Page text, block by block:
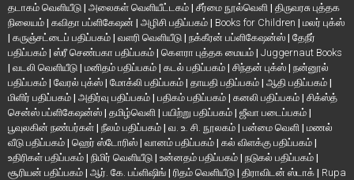
தடாகம் வெளியீடு | அலைகள் வெளியீட்டகம் | சீர்மை நூல்வெளி | திருவரசு புத்தக
நிலையம் | கவிதா பப்ளிகேஷன் | அழிசி பதிப்பகம் | Books for Children | மலர் புக்ஸ்
| கருஞ்சட்டைப் பதிப்பகம் | வளரி வெளியீடு | நக்கீரன் பப்ளிகேஷன்ஸ் | தேநீர்
பதிப்பகம் | ஸ்ரீ செண்பகா பதிப்பகம் | கௌரா புத்தக மையம் | Juggernaut Books
| வடலி வெளியீடு | மனிதம் பதிப்பகம் | கடல் பதிப்பகம் | சிந்தன் புக்ஸ் | நன்னூல்
பதிப்பகம் | வேரல் புக்ஸ் | மோக்லி பதிப்பகம் | தாயதி பதிப்பகம் | ஆதி பதிப்பகம் |
மிளிர் பதிப்பகம் | அதிர்வு பதிப்பகம் | பதிகம் பதிப்பகம் | கனலி பதிப்பகம் | சிக்ஸ்த்
சென்ஸ் பப்ளிகேஷன்ஸ் | தமிழ்வெளி | பயிற்று பதிப்பகம் | ஜீவா படைப்பகம் |
பூவுலகின் நண்பர்கள் | நீலம் பதிப்பகம் | வ. உ. சி. நூலகம் | பன்மை வெளி | மணல்
வீடு பதிப்பகம் | ஹெர் ஸ்டோரிஸ் | வானம் பதிப்பகம் | கல் விளக்கு பதிப்பகம் |
உதிரிகள் பதிப்பகம் | நிமிர் வெளியீடு | உன்னதம் பதிப்பகம் | நடுகல் பதிப்பகம் |
சூரியன் பதிப்பகம் | ஆர். கே. பப்ளிஷிங் | ரிதம் வெளியீடு | திராவிடன் ஸ்டாக் | Rupa